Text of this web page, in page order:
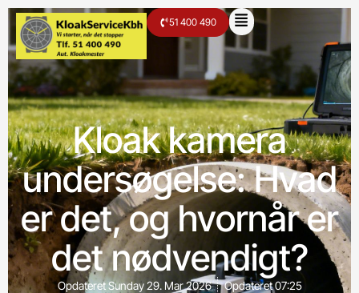
51 400 490
Kloak kamera
undersøgelse: Hvad
er det, og hvornår er
det nødvendigt?
Opdateret Sunday 29. Mar 2026 Opdateret 07:25